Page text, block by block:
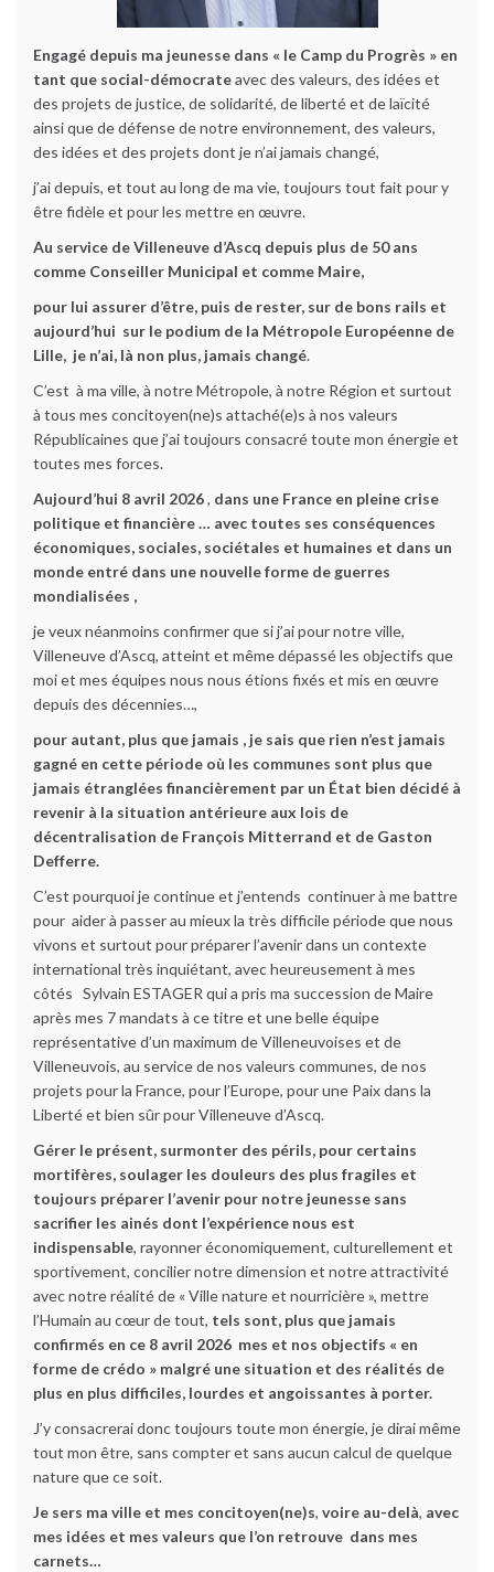
Engagé depuis ma jeunesse dans « le Camp du Progrès » en
tant que social-démocrateavec des valeurs, des idées et
des projets de justice, de solidarité, de liberté et de laïcité
ainsi que de défense de notre environnement, des valeurs,
des idées et des projets dont je n’ai jamais changé,
j’ai depuis, et tout au long de ma vie, toujours tout fait pour y
être fidèle et pour les mettre en œuvre.
Au service de Villeneuve d’Ascq depuis plus de 50 ans
comme Conseiller Municipal et comme Maire,
pour lui assurer d’être, puis de rester, sur de bons rails et
aujourd’hui sur le podium de la Métropole Européenne de
Lille, je n’ai, là non plus, jamais changé.
C’est à ma ville, à notre Métropole, à notre Région et surtout
à tous mes concitoyen(ne)s attaché(e)s à nos valeurs
Républicaines que j’ai toujours consacré toute mon énergie et
toutes mes forces.
Aujourd’hui 8 avril 2026, dans une France en pleine crise
politique et financière … avec toutes ses conséquences
économiques, sociales, sociétales et humaines et dans un
monde entré dans une nouvelle forme de guerres
mondialisées ,
je veux néanmoins confirmer que si j’ai pour notre ville,
Villeneuve d’Ascq, atteint et même dépassé les objectifs que
moi et mes équipes nous nous étions fixés et mis en œuvre
depuis des décennies…,
pour autant, plus que jamais , je sais que rien n’est jamais
gagné en cette période où les communes sont plus que
jamais étranglées financièrement par un État bien décidé à
revenir à la situation antérieure aux lois de
décentralisation de François Mitterrand et de Gaston
Defferre.
C’est pourquoi je continue et j’entends continuer à me battre
pour aider à passer au mieux la très difficile période que nous
vivons et surtout pour préparer l’avenir dans un contexte
international très inquiétant, avec heureusement à mes
côtés Sylvain ESTAGER qui a pris ma succession de Maire
après mes 7 mandats à ce titre et une belle équipe
représentative d’un maximum de Villeneuvoises et de
Villeneuvois, au service de nos valeurs communes, de nos
projets pour la France, pour l’Europe, pour une Paix dans la
Liberté et bien sûr pour Villeneuve d’Ascq.
Gérer le présent, surmonter des périls, pour certains
mortifères, soulager les douleurs des plus fragiles et
toujours préparer l’avenir pour notre jeunesse sans
sacrifier les ainés dont l’expérience nous est
indispensable, rayonner économiquement, culturellement et
sportivement, concilier notre dimension et notre attractivité
avec notre réalité de « Ville nature et nourricière », mettre
l’Humain au cœur de tout, tels sont, plus que jamais
confirmés en ce 8 avril 2026 mes et nos objectifs « en
forme de crédo » malgré une situation et des réalités de
plus en plus difficiles, lourdes et angoissantes à porter.
J’y consacrerai donc toujours toute mon énergie, je dirai même
tout mon être, sans compter et sans aucun calcul de quelque
nature que ce soit.
Je sers ma ville et mes concitoyen(ne)s, voire au-delà, avec
mes idées et mes valeurs que l’on retrouve dans mes
carnets…